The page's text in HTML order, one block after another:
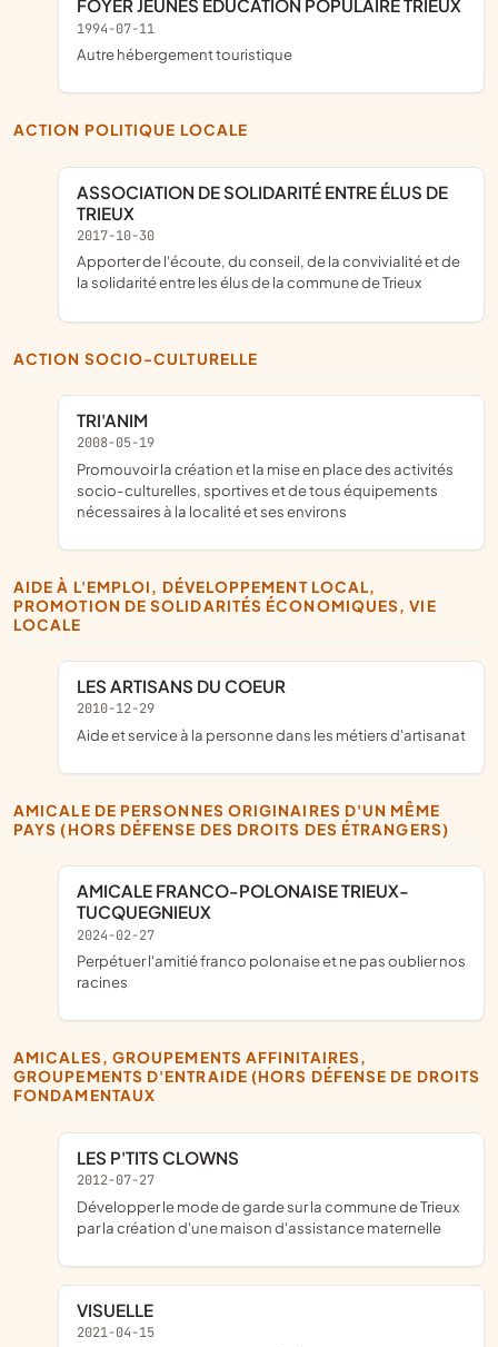
FOYER JEUNES EDUCATION POPULAIRE TRIEUX
1994-07-11
Autre hébergement touristique
ACTION POLITIQUE LOCALE
ASSOCIATION DE SOLIDARITÉ ENTRE ÉLUS DE
TRIEUX
2017-10-30
apporter de l'écoute, du conseil, de la convivialité et de
la solidarité entre les élus de la commune de Trieux
ACTION SOCIO-CULTURELLE
TRI'ANIM
2008-05-19
promouvoir la création et la mise en place des activités
socio-culturelles, sportives et de tous équipements
nécessaires à la localité et ses environs
AIDE À L'EMPLOI, DÉVELOPPEMENT LOCAL,
PROMOTION DE SOLIDARITÉS ÉCONOMIQUES, VIE
LOCALE
LES ARTISANS DU COEUR
2010-12-29
aide et service à la personne dans les métiers d'artisanat
AMICALE DE PERSONNES ORIGINAIRES D'UN MÊME
PAYS (HORS DÉFENSE DES DROITS DES ÉTRANGERS)
AMICALE FRANCO-POLONAISE TRIEUX-
TUCQUEGNIEUX
2024-02-27
perpétuer l'amitié franco polonaise et ne pas oublier nos
racines
AMICALES, GROUPEMENTS AFFINITAIRES,
GROUPEMENTS D'ENTRAIDE (HORS DÉFENSE DE DROITS
FONDAMENTAUX
LES P'TITS CLOWNS
2012-07-27
développer le mode de garde sur la commune de Trieux
par la création d'une maison d'assistance maternelle
VISUELLE
2021-04-15